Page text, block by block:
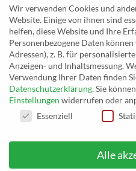
Inh. Rolf Eggert
Paulstraße 2a
19249 Lübtheen
Telefon: +493885551353
E-Mail:
PayPal E-Mail:
Wir verwenden Cookies und
Website. Einige von ihnen sind
helfen, diese Website und Ihre
Personenbezogene Daten
Adressen), z. B. für
Anzeigen- und Inhaltsmessung.
Verwendung Ihrer Daten finden
Datenschutzerklärung.Sie
Einstellungen widerrufen oder
DATENSCHUTZEINSTELLUNGEN
Essenziell
Alle